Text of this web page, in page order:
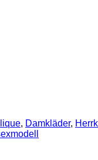
, Damkläder,